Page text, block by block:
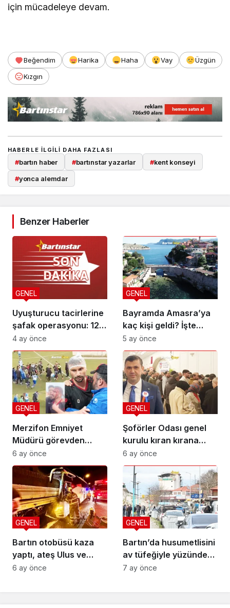
için mücadeleye devam.
Beğendim Harika Haha Vay
Üzgün
Kızgın
HABERLE ILGILI DAHA FAZLASI
#bartın haber #bartınstar yazarlar #kent konseyi
#yonca alemdar
Benzer Haberler
Uyuşturucu tacirlerine
şafak operasyonu: 12
gözaltı
GENEL
4 ay önce
Bayramda Amasra’ya
kaç kişi geldi? İşte
rakamlar
GENEL
5 ay önce
Merzifon Emniyet
Müdürü görevden
alınmalı
GENEL
6 ay önce
Şoförler Odası genel
kurulu kıran kırana
geçti! İşte sonuç
GENEL
6 ay önce
Bartın otobüsü kaza
yaptı, ateş Ulus ve
Kozcağız’a düştü
GENEL
6 ay önce
Bartın’da husumetlisini
av tüfeğiyle yüzünden
vurdu
GENEL
7 ay önce